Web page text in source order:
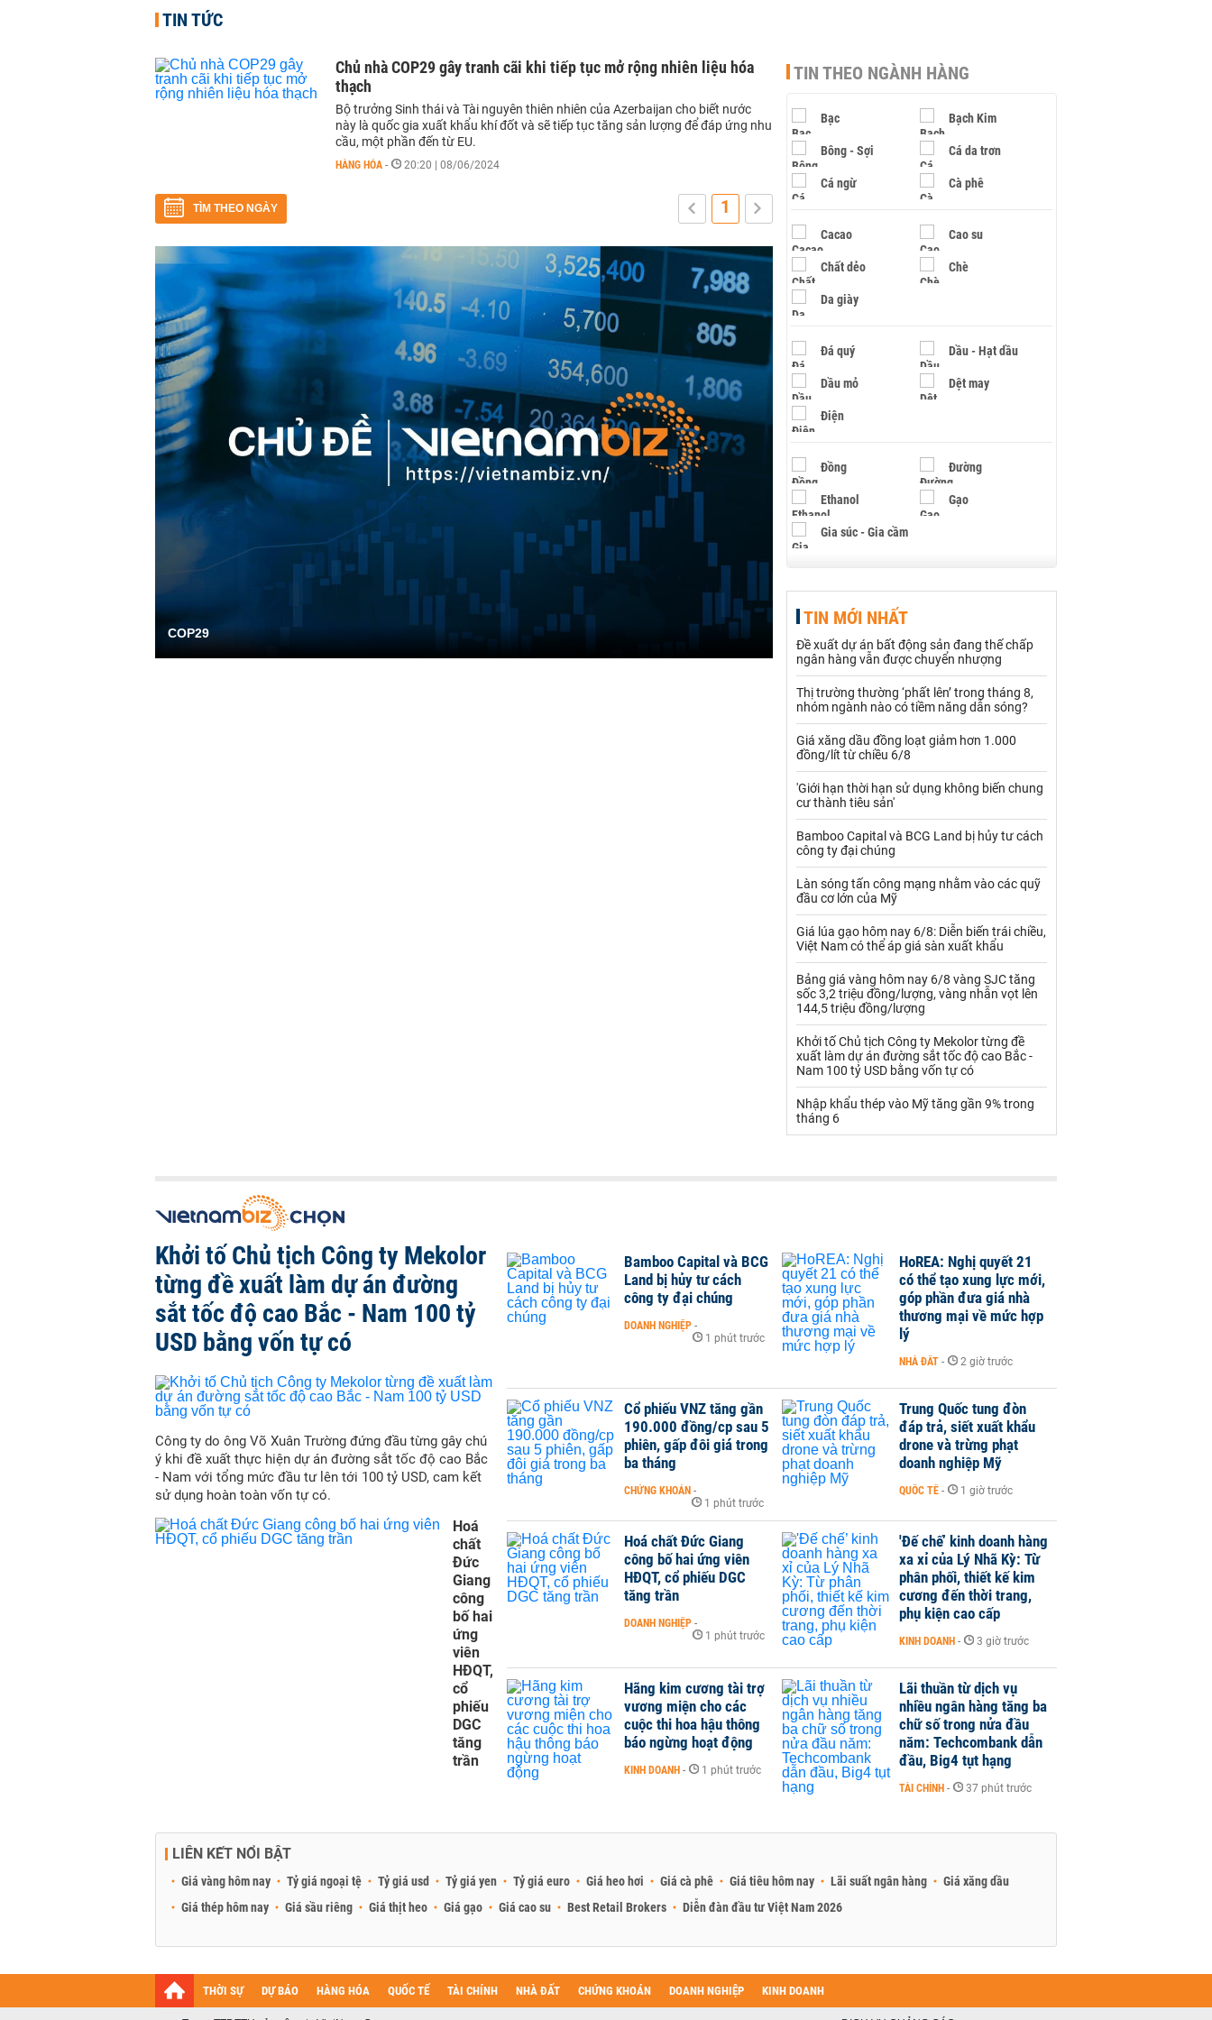
TIN TỨC
Chủ nhà COP29 gây tranh cãi khi tiếp tục mở rộng nhiên liệu hóa
thạch
Bộ trưởng Sinh thái và Tài nguyên thiên nhiên của Azerbaijan cho biết nước
này là quốc gia xuất khẩu khí đốt và sẽ tiếp tục tăng sản lượng để đáp ứng nhu
cầu, một phần đến từ EU.
HÀNG HÓA - 20:20 | 08/06/2024
TÌM THEO NGÀY 1
COP29
TIN THEO NGÀNH HÀNG
Bạc Bạch Kim
Bông - Sợi Cá da trơn
Cá ngừ Cà phê
Cacao Cao su
Chất dẻo Chè
Da giày
Đá quý Dầu - Hạt dầu
Dầu mỏ Dệt may
Điện
Đồng Đường
Ethanol Gạo
Gia súc - Gia cầm
Hạt điều
Khí đốt
Kim loại khác Mắc ca
Muối Ngũ cốc
Nhựa - Hạt nhựa
Palladium Phân bón
Rau - Củ -Quả
Sữa
Than Thức ăn chăn nuôi
Thủy hải sản khác Tôm
Vàng
VLXD khác Xăng dầu
Xi măng - Clynker
TIN MỚI NHẤT
Đề xuất dự án bất động sản đang thế chấp
ngân hàng vẫn được chuyển nhượng
Thị trường thường ‘phất lên’ trong tháng 8,
nhóm ngành nào có tiềm năng dẫn sóng?
Giá xăng dầu đồng loạt giảm hơn 1.000
đồng/lít từ chiều 6/8
'Giới hạn thời hạn sử dụng không biến chung
cư thành tiêu sản'
Bamboo Capital và BCG Land bị hủy tư cách
công ty đại chúng
Làn sóng tấn công mạng nhằm vào các quỹ
đầu cơ lớn của Mỹ
Giá lúa gạo hôm nay 6/8: Diễn biến trái chiều,
Việt Nam có thể áp giá sàn xuất khẩu
Bảng giá vàng hôm nay 6/8 vàng SJC tăng
sốc 3,2 triệu đồng/lượng, vàng nhẫn vọt lên
144,5 triệu đồng/lượng
Khởi tố Chủ tịch Công ty Mekolor từng đề
xuất làm dự án đường sắt tốc độ cao Bắc -
Nam 100 tỷ USD bằng vốn tự có
Nhập khẩu thép vào Mỹ tăng gần 9% trong
tháng 6
Khởi tố Chủ tịch Công ty Mekolor
từng đề xuất làm dự án đường
sắt tốc độ cao Bắc - Nam 100 tỷ
USD bằng vốn tự có
Công ty do ông Võ Xuân Trường đứng đầu từng gây chú
ý khi đề xuất thực hiện dự án đường sắt tốc độ cao Bắc
- Nam với tổng mức đầu tư lên tới 100 tỷ USD, cam kết
sử dụng hoàn toàn vốn tự có.
Hoá
chất
Đức
Giang
công
bố hai
ứng
viên
HĐQT,
cổ
phiếu
DGC
tăng
trần
Bamboo Capital và BCG
Land bị hủy tư cách
công ty đại chúng
DOANH NGHIỆP -
1 phút trước
HoREA: Nghị quyết 21
có thể tạo xung lực mới,
góp phần đưa giá nhà
thương mại về mức hợp
lý
NHÀ ĐẤT - 2 giờ trước
Cổ phiếu VNZ tăng gần
190.000 đồng/cp sau 5
phiên, gấp đôi giá trong
ba tháng
CHỨNG KHOÁN -
1 phút trước
Trung Quốc tung đòn
đáp trả, siết xuất khẩu
drone và trừng phạt
doanh nghiệp Mỹ
QUỐC TẾ - 1 giờ trước
Hoá chất Đức Giang
công bố hai ứng viên
HĐQT, cổ phiếu DGC
tăng trần
DOANH NGHIỆP -
1 phút trước
'Đế chế’ kinh doanh hàng
xa xỉ của Lý Nhã Kỳ: Từ
phân phối, thiết kế kim
cương đến thời trang,
phụ kiện cao cấp
KINH DOANH - 3 giờ trước
Hãng kim cương tài trợ
vương miện cho các
cuộc thi hoa hậu thông
báo ngừng hoạt động
KINH DOANH - 1 phút trước
Lãi thuần từ dịch vụ
nhiều ngân hàng tăng ba
chữ số trong nửa đầu
năm: Techcombank dẫn
đầu, Big4 tụt hạng
TÀI CHÍNH - 37 phút trước
LIÊN KẾT NỔI BẬT
Giá vàng hôm nay Tỷ giá ngoại tệ Tỷ giá usd Tỷ giá yen Tỷ giá euro Giá heo hơi Giá cà phê Giá tiêu hôm nay Lãi suất ngân hàng
Giá xăng dầu
Giá thép hôm nay
Giá sầu riêng Giá thịt heo Giá gạo Giá cao su Best Retail Brokers Diễn đàn đầu tư Việt Nam 2026
THỜI SỰ DỰ BÁO HÀNG HÓA QUỐC TẾ TÀI CHÍNH NHÀ ĐẤT CHỨNG KHOÁN DOANH NGHIỆP KINH DOANH